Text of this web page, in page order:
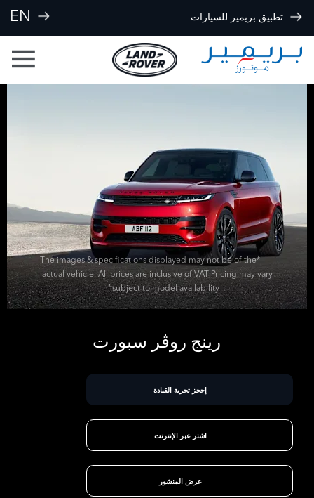
EN تطبيق بريمير للسيارات
إحجز تجربة القيادة
اشتر عبر الإنترنت
عرض المنشور
*The images & specifications displayed may not be of the
actual vehicle. All prices are inclusive of VAT Pricing may vary
subject to model availability”
رينج روڤر سبورت